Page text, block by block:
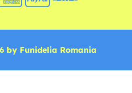
by Funidelia Romania